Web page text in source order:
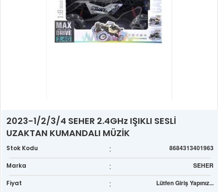
2023-1/2/3/4 SEHER 2.4GHz IŞIKLI SESLİ
UZAKTAN KUMANDALI MÜZİK
Stok Kodu : 8684313401963
Marka : SEHER
Fiyat : Lütfen Giriş Yapınız...